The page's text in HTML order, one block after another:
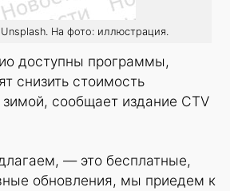
На фото: иллюстрация.
доступны программы,
снизить стоимость
зимой, сообщает издание CTV
— это бесплатные,
обновления, мы приедем к